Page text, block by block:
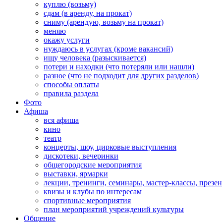
куплю (возьму)
сдам (в аренду, на прокат)
сниму (арендую, возьму на прокат)
меняю
окажу услуги
нуждаюсь в услугах (кроме вакансий)
ищу человека (разыскивается)
потери и находки (что потеряли или нашли)
разное (что не подходит для других разделов)
способы оплаты
правила раздела
Фото
Афиша
вся афиша
кино
театр
концерты, шоу, цирковые выступления
дискотеки, вечеринки
общегородские мероприятия
выставки, ярмарки
лекции, тренинги, семинары, мастер-классы,
квизы и клубы по интересам
спортивные мероприятия
план мероприятий учреждений культуры
Общение